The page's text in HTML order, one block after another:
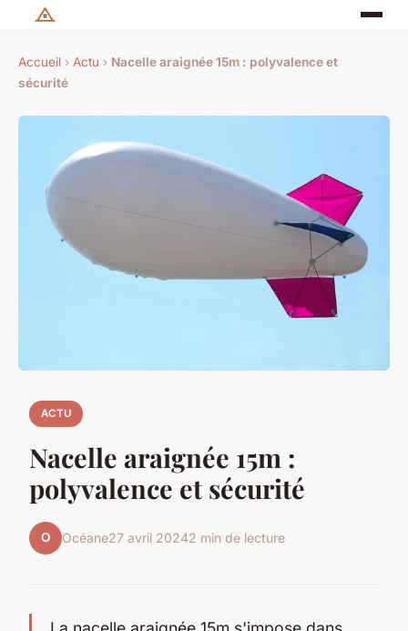
Accueil › Actu › Nacelle araignée 15m : polyvalence et
sécurité
ACTU
Nacelle araignée 15m :
polyvalence et sécurité
O Océane27 avril 20242 min de lecture